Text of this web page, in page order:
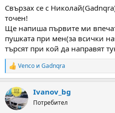
Свързах се с
точен!
Ще напиша първите ми
пушката при мен(за всички
търсят при кой да направят
R
e
c
t
i
Venco и Gadnqra
Ivanov_bg
Потребител